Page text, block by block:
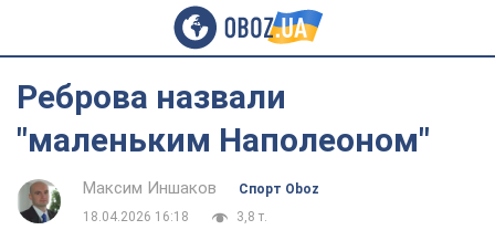
Реброва назвали
"маленьким Наполеоном"
Максим Иншаков
Спорт Oboz
18.04.2026 16:18
3,8 т.